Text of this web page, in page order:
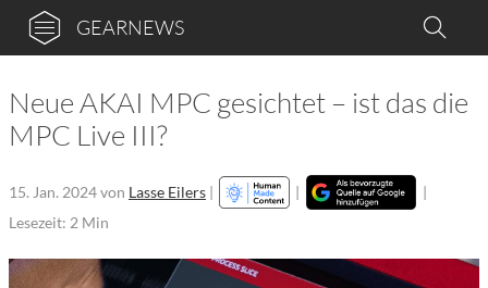
GEARNEWS
Neue AKAI MPC gesichtet – ist das die
MPC Live III?
15. Jan. 2024von Lasse Eilers | |
|
Lesezeit: 2 Min